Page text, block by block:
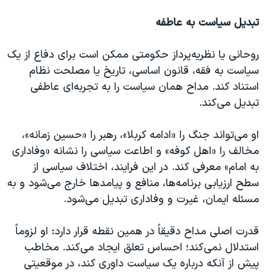
تبدیل سیاست به عاطفه
روحانی یا نظریه‌پرداز حکومتی ممکن است برای دفاع از یک
سیاست به فقه، قانون اساسی، تاریخ یا مصلحت نظام
استناد کند. مداح همان سیاست را به تجربه‌ای عاطفی
تبدیل می‌کند.
او می‌تواند جنگ را «ادامه کربلا»، رهبر را «حسین زمانه»،
مخالف را «اهل کوفه» و اطاعت سیاسی را نشانه «وفاداری
به امام» معرفی کند. در این فرایند، اختلاف سیاسی از
سطح ارزیابی برنامه‌ها، منافع و پیامدها خارج می‌شود و به
مسئله ایمان، غیرت و وفاداری تبدیل می‌شود.
قدرت اصلی مداح دقیقاً در همین نقطه قرار دارد: او لزوماً
استدلال نمی‌کند؛ احساس تعلق ایجاد می‌کند. مخاطب
پیش از آنکه درباره یک سیاست داوری کند، در موقعیتی